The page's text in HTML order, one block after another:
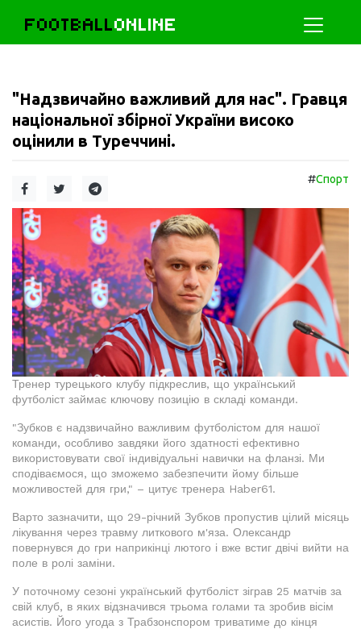
FOOTBALLONLINE
"Надзвичайно важливий для нас". Гравця
національної збірної України високо
оцінили в Туреччині.
#Спорт
Тренер турецького клубу підкреслив, що український
футболіст займає ключову позицію в складі команди.
"Зубков є надзвичайно важливим футболістом для нашої
команди, особливо завдяки його здатності ефективно
використовувати свої індивідуальні навички на фланзі. Ми
сподіваємося, що зможемо забезпечити йому більше
можливостей для гри," – цитує тренера Haber61.
Варто зазначити, що 29-річний Зубков пропустив цілий місяць
лікування через травму литкового м'яза. Олександр
повернувся до гри наприкінці лютого і вже встиг двічі вийти на
поле в ролі заміни.
У поточному сезоні український футболіст зіграв 25 матчів за
свій клуб, в яких відзначився трьома голами та зробив вісім
асистів. Його угода з Трабзонспором триватиме до кінця